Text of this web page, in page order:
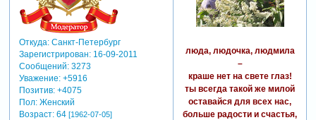
Откуда:Санкт-Петербург
Зарегистрирован: 16-09-2011
Сообщений:3273
Уважение: +5916
Позитив: +4075
Пол:Женский
Возраст:64 [1962-07-05]
люда, людочка, людмила
–
краше нет на свете глаз!
ты всегда такой же милой
оставайся для всех нас,
больше радости и счастья,